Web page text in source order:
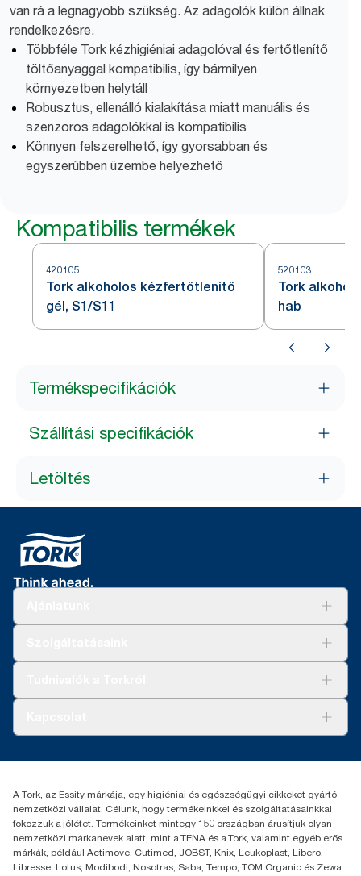
van rá a legnagyobb szükség. Az adagolók külön állnak
rendelkezésre.
Többféle Tork kézhigiéniai adagolóval és fertőtlenítő
töltőanyaggal kompatibilis, így bármilyen
környezetben helytáll
Robusztus, ellenálló kialakítása miatt manuális és
szenzoros adagolókkal is kompatibilis
Könnyen felszerelhető, így gyorsabban és
egyszerűbben üzembe helyezhető
Kompatibilis termékek
420105
Tork alkoholos kézfertőtlenítő
gél, S1/S11
520103
Tork
hab
Termékspecifikációk
Szállítási specifikációk
Letöltés
+36 1 392 2176
H-1021 Budapest
Budakeszi út 51.
A Tork, az Essity márkája, egy higiéniai és egészségügyi cikkeket gyártó
nemzetközi vállalat. Célunk, hogy termékeinkkel és szolgáltatásainkkal
fokozzuk a jólétet. Termékeinket mintegy 150 országban árusítjuk olyan
nemzetközi márkanevek alatt, mint a TENA és a Tork, valamint egyéb erős
márkák, például Actimove, Cutimed, JOBST, Knix, Leukoplast, Libero,
Libresse, Lotus, Modibodi, Nosotras, Saba, Tempo, TOM Organic és Zewa.